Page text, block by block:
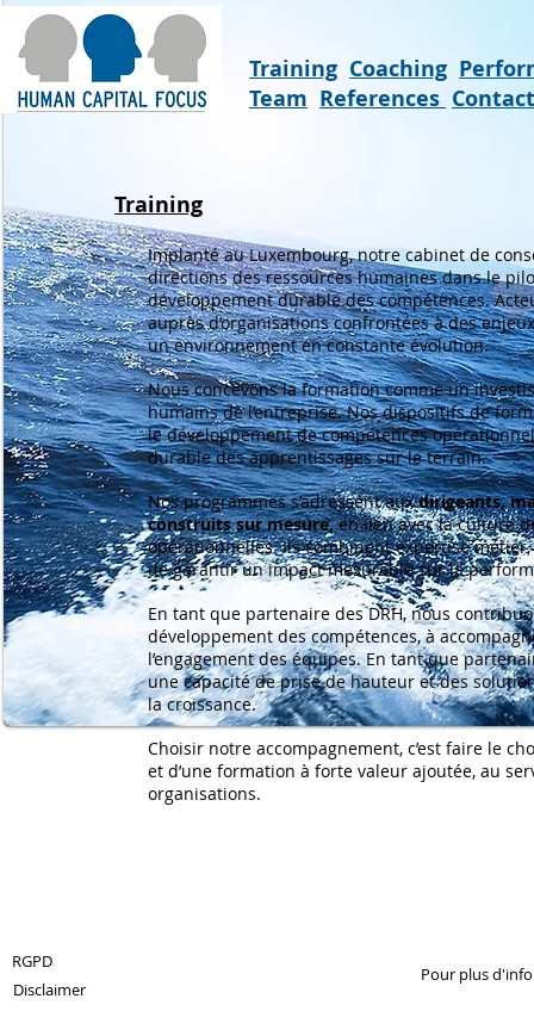
Training Coaching
Team References Contact
Training
Implanté au Luxembourg, notre cabinet de
directions des ressources humaines dans le
développement durable des compétences.
auprès d’organisations confrontées à des
un environnement en constante évolution.
Nous concevons la formation comme un
humains de l’entreprise. Nos dispositifs de
le développement de compétences
durable des apprentissages sur le terrain.
Nos programmes s’adressent auxdirigeants,
construits sur mesure,en lien avec la culture
opérationnelles. Ils combinent expertise
de garantir un impact mesurable sur la
En tant que partenaire des DRH, nous
développement des compétences, à
l’engagement des équipes. En tant que
une capacité de prise de hauteur et des
la croissance.
Choisir notre accompagnement, c’est faire le
et d’une formation à forte valeur ajoutée, au
organisations.
RGPD
Disclaimer
Pour plus